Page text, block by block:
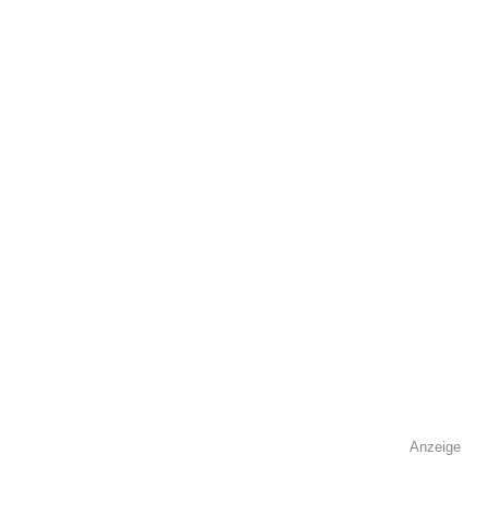
Anzeige